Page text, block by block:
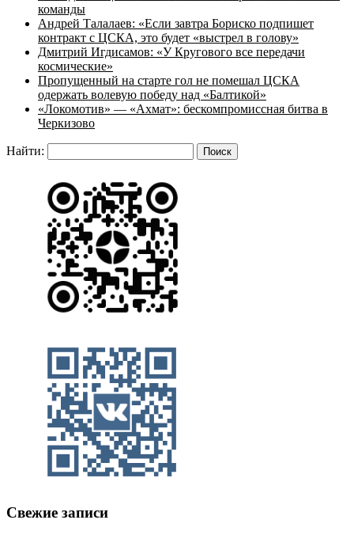
команды
Андрей Талалаев: «Если завтра Бориско подпишет
контракт с ЦСКА, это будет «выстрел в голову»
Дмитрий Игдисамов: «У Кругового все передачи
космические»
Пропущенный на старте гол не помешал ЦСКА
одержать волевую победу над «Балтикой»
«Локомотив» — «Ахмат»: бескомпромиссная битва в
Черкизово
Найти:
Свежие записи